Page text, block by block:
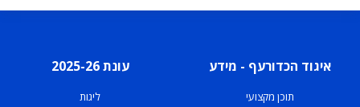
איגוד הכדורעף - מידע
תוכן מקצועי
עונת 2025-26
ליגות